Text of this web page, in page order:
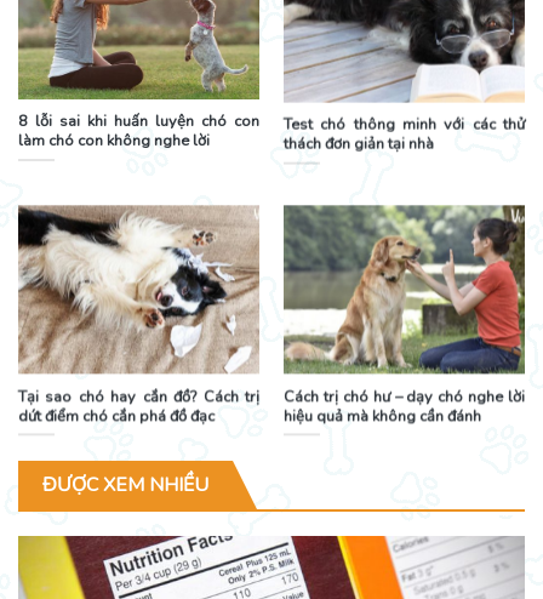
8 lỗi sai khi huấn luyện chó con
làm chó con không nghe lời
Test chó thông minh với các thử
thách đơn giản tại nhà
Tại sao chó hay cắn đồ? Cách trị
dứt điểm chó cắn phá đồ đạc
Cách trị chó hư – dạy chó nghe lời
hiệu quả mà không cần đánh
ĐƯỢC XEM NHIỀU